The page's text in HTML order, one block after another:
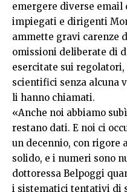
emergere diverse
impiegati e dirigenti
ammette gravi carenze
omissioni deliberate di
esercitate sui
scientifici senza alcuna
li hanno chiamati.
«Anche noi abbiamo
restano dati. E noi ci
un decennio, con rigore
solido, e i numeri sono
dottoressa Belpoggi
i sistematici tentativi di